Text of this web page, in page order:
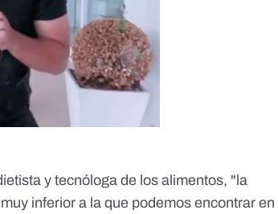
y tecnóloga de los alimentos, "la
inferior a la que podemos encontrar en